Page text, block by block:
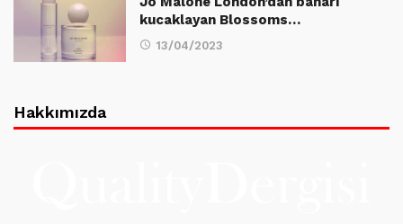
kucaklayan Blossoms…
13/04/2023
Hakkımızda